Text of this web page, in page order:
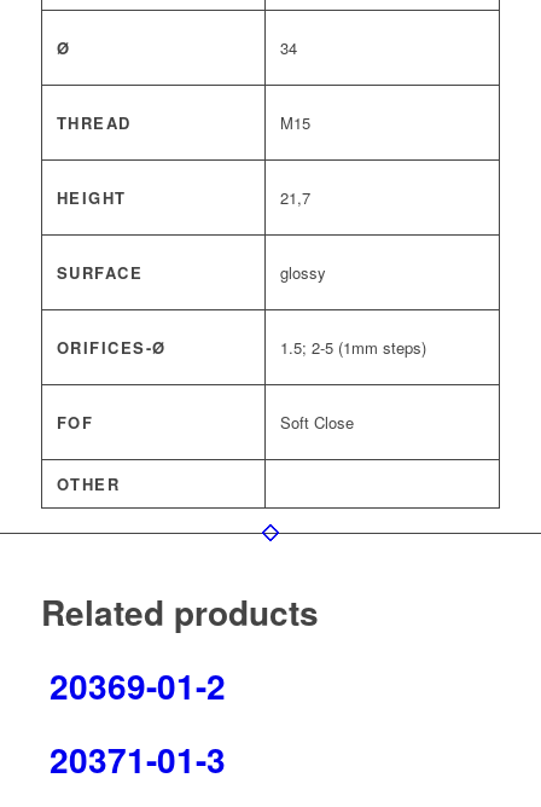
Ø 34
THREAD M15
HEIGHT 21,7
SURFACE glossy
ORIFICES-Ø 1.5; 2-5 (1mm steps)
FOF Soft Close
OTHER
Related products
20369-01-2
20371-01-3